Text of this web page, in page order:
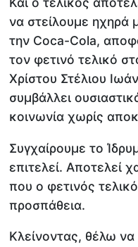
να στείλουμε ηχηρά
την Coca-Cola,
τον φετινό τελικό
Χρίστου Στέλιου
συμβάλλει
κοινωνία χωρίς
Συγχαίρουμε το
επιτελεί. Αποτελεί
που ο φετινός
προσπάθεια.
Κλείνοντας, θέλω